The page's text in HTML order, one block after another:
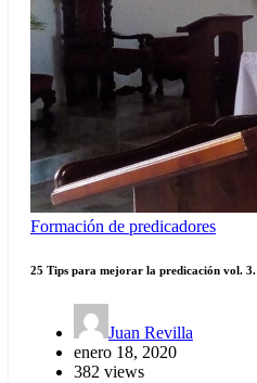
Formación de predicadores
25 Tips para mejorar la predicación vol. 3.
Juan Revilla
enero 18, 2020
382 views